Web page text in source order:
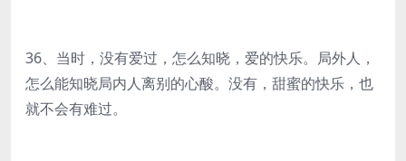
36、当时，没有爱过，怎么知晓，爱的快乐。局外人，
怎么能知晓局内人离别的心酸。没有，甜蜜的快乐，也
就不会有难过。